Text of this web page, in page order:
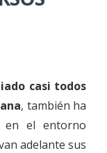
casi todos
, también ha
en el entorno
adelante sus